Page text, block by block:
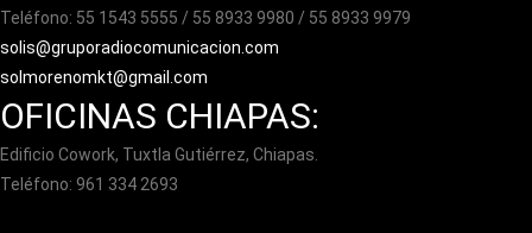
Teléfono: 55 1543 5555 / 55 8933 9980 / 55 8933 9979
solis@gruporadiocomunicacion.com
solmorenomkt@gmail.com
OFICINAS CHIAPAS:
Edificio Cowork, Tuxtla Gutiérrez, Chiapas.
Teléfono: 961 334 2693